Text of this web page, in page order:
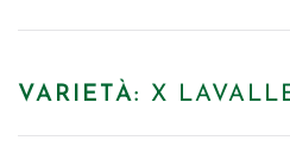
VARIETÀ: X